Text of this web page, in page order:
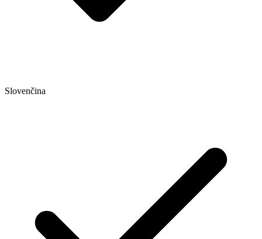
Slovenčina